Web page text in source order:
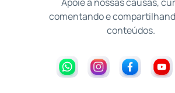
comentando e
conteúdos.